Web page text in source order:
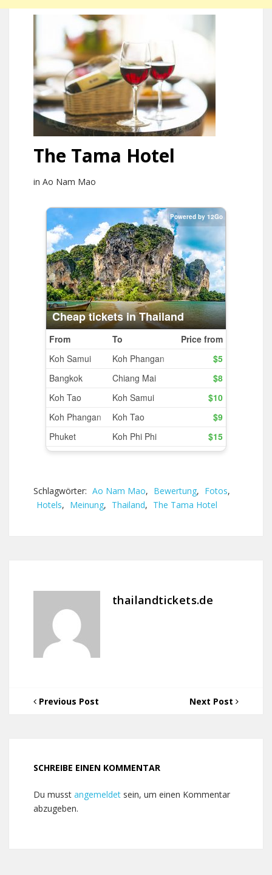
The Tama Hotel
in Ao Nam Mao
Schlagwörter: Ao Nam Mao, Bewertung, Fotos,
Hotels, Meinung, Thailand, The Tama Hotel
thailandtickets.de
Previous Post Next Post
SCHREIBE EINEN KOMMENTAR
Du musst angemeldet sein, um einen Kommentar
abzugeben.